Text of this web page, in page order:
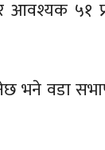
आवश्यक ५१
भने वडा